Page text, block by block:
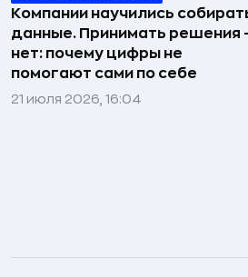
Компании научились
данные. Принимать решения
нет: почему цифры не
помогают сами по себе
21 июля 2026, 16:04